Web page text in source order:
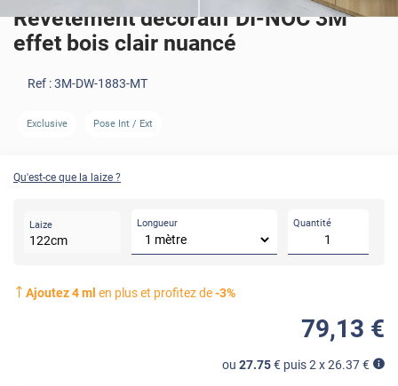
Revêtement décoratif DI-NOC 3M
effet bois clair nuancé
Ref :3M-DW-1883-MT
Exclusive Pose Int / Ext
Qu'est-ce que la laize ?
Laize
122cm
Longueur Quantité
Ajoutez4ml en plus et profitez de-3%
79,13 €
ou 27.75€ puis 2 x26.37€